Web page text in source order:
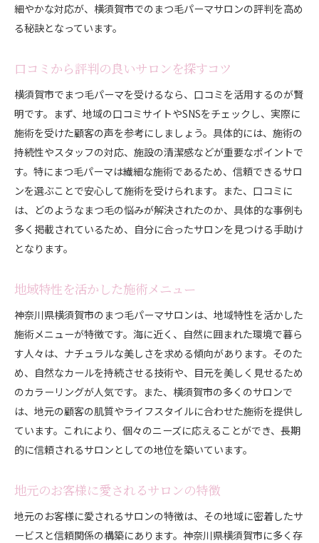
細やかな対応が、横須賀市でのまつ毛パーマサロンの評判を高め
る秘訣となっています。
口コミから評判の良いサロンを探すコツ
横須賀市でまつ毛パーマを受けるなら、口コミを活用するのが賢
明です。まず、地域の口コミサイトやSNSをチェックし、実際に
施術を受けた顧客の声を参考にしましょう。具体的には、施術の
持続性やスタッフの対応、施設の清潔感などが重要なポイントで
す。特にまつ毛パーマは繊細な施術であるため、信頼できるサロ
ンを選ぶことで安心して施術を受けられます。また、口コミに
は、どのようなまつ毛の悩みが解決されたのか、具体的な事例も
多く掲載されているため、自分に合ったサロンを見つける手助け
となります。
地域特性を活かした施術メニュー
神奈川県横須賀市のまつ毛パーマサロンは、地域特性を活かした
施術メニューが特徴です。海に近く、自然に囲まれた環境で暮ら
す人々は、ナチュラルな美しさを求める傾向があります。そのた
め、自然なカールを持続させる技術や、目元を美しく見せるため
のカラーリングが人気です。また、横須賀市の多くのサロンで
は、地元の顧客の肌質やライフスタイルに合わせた施術を提供し
ています。これにより、個々のニーズに応えることができ、長期
的に信頼されるサロンとしての地位を築いています。
地元のお客様に愛されるサロンの特徴
地元のお客様に愛されるサロンの特徴は、その地域に密着したサ
ービスと信頼関係の構築にあります。神奈川県横須賀市に多く存